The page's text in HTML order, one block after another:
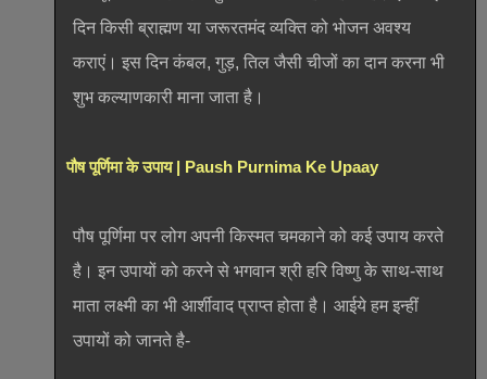
दिन किसी ब्राह्मण या जरूरतमंद व्यक्ति को भोजन अवश्य
कराएं। इस दिन कंबल, गुड़, तिल जैसी चीजों का दान करना भी
शुभ कल्याणकारी माना जाता है।
पौष पूर्णिमा के उपाय | Paush Purnima Ke Upaay
पौष पूर्णिमा पर लोग अपनी किस्मत चमकाने को कई उपाय करते
है। इन उपायों को करने से भगवान श्री हरि विष्णु के साथ-साथ
माता लक्ष्मी का भी आर्शीवाद प्राप्त होता है। आईये हम इन्हीं
उपायों को जानते है-